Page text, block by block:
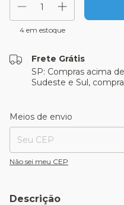
4em estoque
Frete Grátis
SP: Compras acima
Sudeste e Sul,
Entregas para o CEP:
Meios de envio
Não sei meu CEP
Descrição